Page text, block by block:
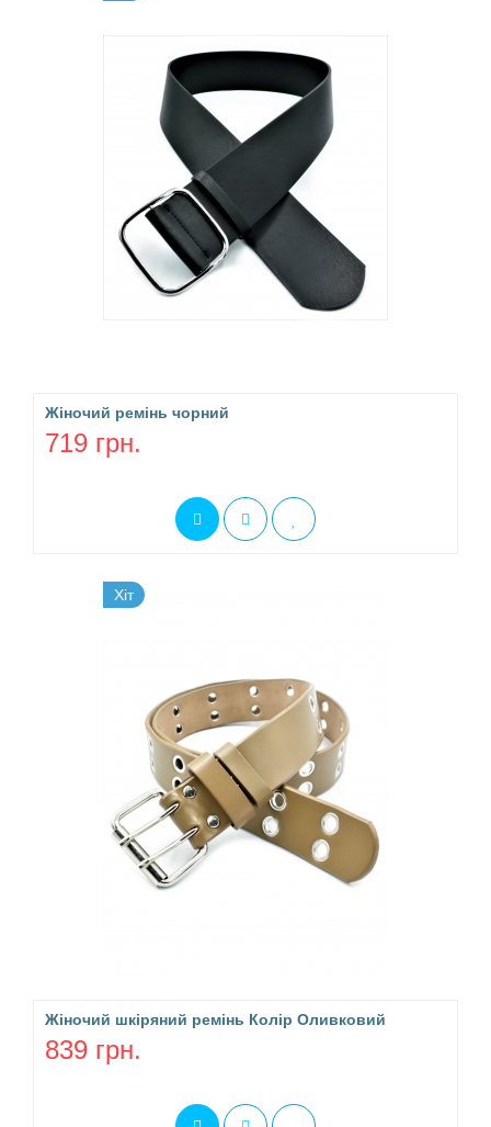
Жіночий ремінь чорний
719 грн.
Хіт
Жіночий шкіряний ремінь Колір Оливковий
839 грн.